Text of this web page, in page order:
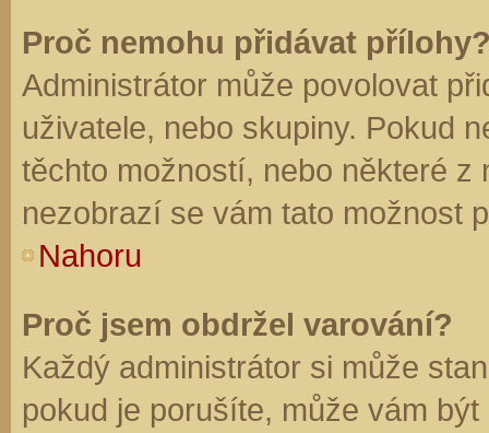
Proč nemohu přidávat
Administrátor může povolovat
uživatele, nebo skupiny. Pokud
těchto možností, nebo některé z
nezobrazí se vám tato možnost
Nahoru
Proč jsem obdržel varování?
Každý administrátor si může
pokud je porušíte, může vám